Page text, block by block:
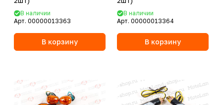
В наличии
Арт. 00000013363
В корзину
В наличии
Арт. 00000013364
В корзину